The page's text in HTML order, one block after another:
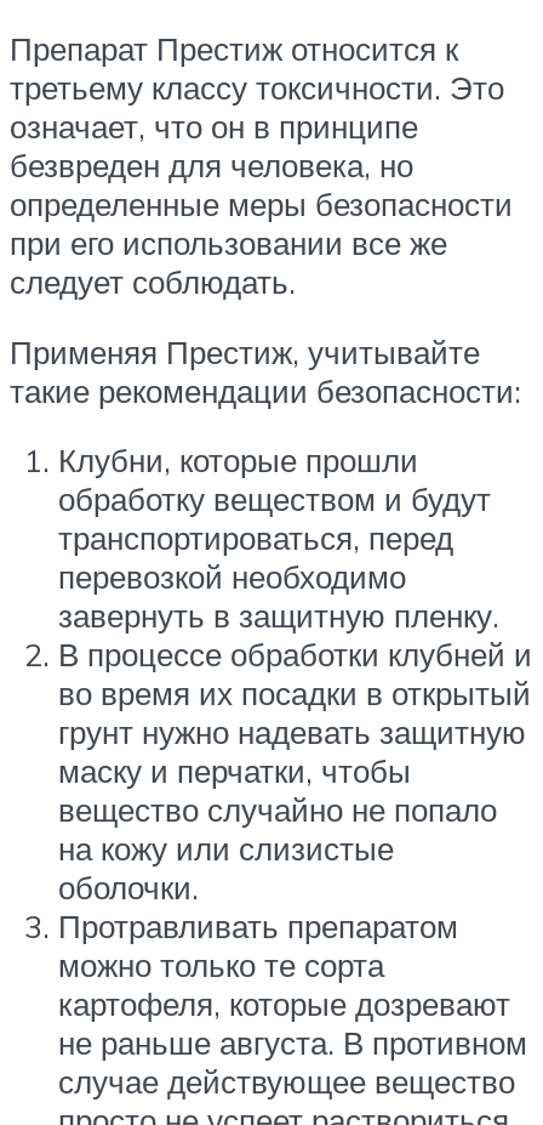
Препарат Престиж относится к
третьему классу токсичности. Это
означает, что он в принципе
безвреден для человека, но
определенные меры безопасности
при его использовании все же
следует соблюдать.
Применяя Престиж, учитывайте
такие рекомендации безопасности:
Клубни, которые прошли
обработку веществом и будут
транспортироваться, перед
перевозкой необходимо
завернуть в защитную пленку.
В процессе обработки клубней и
во время их посадки в открытый
грунт нужно надевать защитную
маску и перчатки, чтобы
вещество случайно не попало
на кожу или слизистые
оболочки.
Протравливать препаратом
можно только те сорта
картофеля, которые дозревают
не раньше августа. В противном
случае действующее вещество